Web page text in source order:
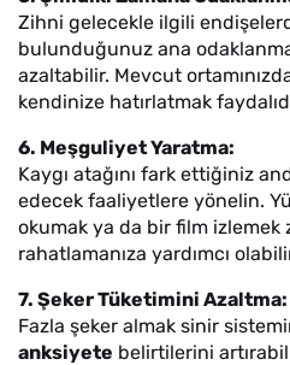
Zihni gelecekle ilgili
bulunduğunuz ana
azaltabilir. Mevcut
kendinize hatırlatmak
6. Meşguliyet Yaratma:
Kaygı atağını fark ettiğiniz
edecek faaliyetlere yönelin.
okumak ya da bir film izlemek
rahatlamanıza yardımcı
7. Şeker Tüketimini Azaltma:
Fazla şeker almak sinir
anksiyete belirtilerini